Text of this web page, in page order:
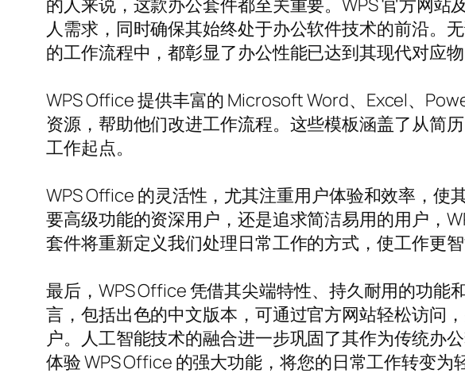
的人来说，这款办公套件都至关重要。WPS 官方网
人需求，同时确保其始终处于办公软件技术的前沿。
的工作流程中，都彰显了办公性能已达到其现代对应
WPS Office 提供丰富的 Microsoft Word、Excel、
资源，帮助他们改进工作流程。这些模板涵盖了从简
工作起点。
WPS Office 的灵活性，尤其注重用户体验和效率，
要高级功能的资深用户，还是追求简洁易用的用户，
套件将重新定义我们处理日常工作的方式，使工作更智
最后，WPS Office 凭借其尖端特性、持久耐用的功
言，包括出色的中文版本，可通过官方网站轻松访问
户。人工智能技术的融合进一步巩固了其作为传统办
体验 WPS Office 的强大功能，将您的日常工作转变为